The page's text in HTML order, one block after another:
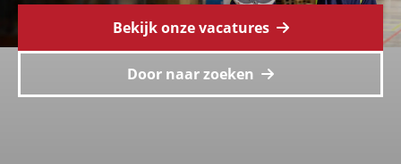
Bekijk onze vacatures
Door naar zoeken